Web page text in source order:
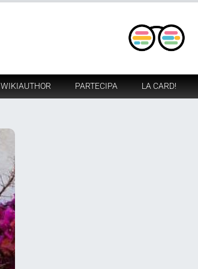
WIKIAUTHOR PARTECIPA LA CARD!